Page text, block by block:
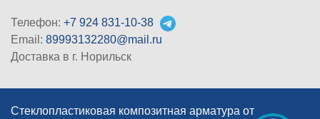
Телефон: +7 924 831-10-38
Email: 89993132280@mail.ru
Доставка в г. Норильск
Стеклопластиковая композитная арматура от